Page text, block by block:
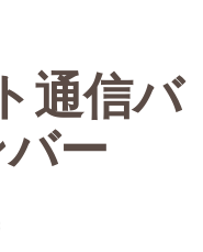
通信バ
ー